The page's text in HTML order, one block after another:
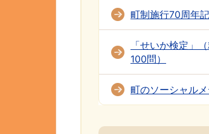
町制施行70周年
「せいか検定」
100問）
町のソーシャル